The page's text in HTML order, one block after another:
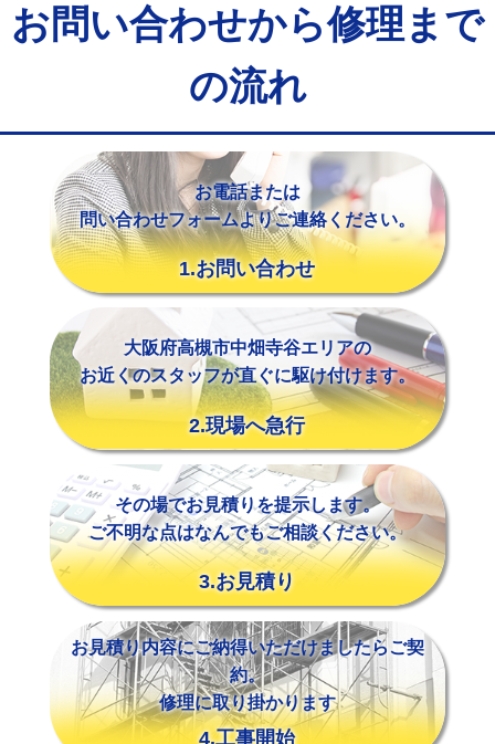
モルタル補修（厚さ10㎝超え） 38,500円
※給水管工事は20mmまでの価格です。
お問い合わせから修理まで
の流れ
お電話または
問い合わせフォームよりご連絡ください。
1.お問い合わせ
大阪府高槻市中畑寺谷エリアの
お近くのスタッフが直ぐに駆け付けます。
2.現場へ急行
その場でお見積りを提示します。
ご不明な点はなんでもご相談ください。
3.お見積り
お見積り内容にご納得いただけましたらご契
約。
修理に取り掛かります
4.工事開始